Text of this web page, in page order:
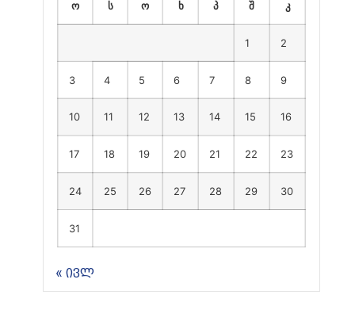
ო ს ო ხ პ შ კ
1 2
3 4 5 6 7 8 9
10 11 12 13 14 15 16
17 18 19 20 21 22 23
24 25 26 27 28 29 30
31
« ივლ